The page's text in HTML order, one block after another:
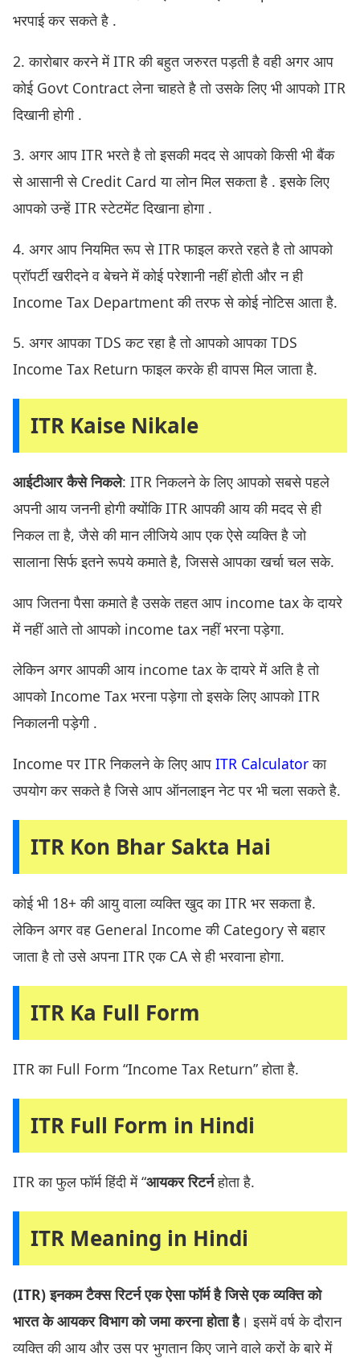
भरपाई कर सकते है .
2. कारोबार करने में ITR की बहुत जरुरत पड़ती है वही अगर आप
कोई Govt Contract लेना चाहते है तो उसके लिए भी आपको ITR
दिखानी होगी .
3. अगर आप ITR भरते है तो इसकी मदद से आपको किसी भी बैंक
से आसानी से Credit Card या लोन मिल सकता है . इसके लिए
आपको उन्हें ITR स्टेटमेंट दिखाना होगा .
4. अगर आप नियमित रूप से ITR फाइल करते रहते है तो आपको
प्रॉपर्टी खरीदने व बेचने में कोई परेशानी नहीं होती और न ही
Income Tax Department की तरफ से कोई नोटिस आता है.
5. अगर आपका TDS कट रहा है तो आपको आपका TDS
Income Tax Return फाइल करके ही वापस मिल जाता है.
ITR Kaise Nikale
आईटीआर कैसे निकले: ITR निकलने के लिए आपको सबसे पहले
अपनी आय जननी होगी क्योंकि ITR आपकी आय की मदद से ही
निकल ता है, जैसे की मान लीजिये आप एक ऐसे व्यक्ति है जो
सालाना सिर्फ इतने रूपये कमाते है, जिससे आपका खर्चा चल सके.
आप जितना पैसा कमाते है उसके तहत आप income tax के दायरे
में नहीं आते तो आपको income tax नहीं भरना पड़ेगा.
लेकिन अगर आपकी आय income tax के दायरे में अति है तो
आपको Income Tax भरना पड़ेगा तो इसके लिए आपको ITR
निकालनी पड़ेगी .
Income पर ITR निकलने के लिए आप ITR Calculatorका
उपयोग कर सकते है जिसे आप ऑनलाइन नेट पर भी चला सकते है.
ITR Kon Bhar Sakta Hai
कोई भी 18+ की आयु वाला व्यक्ति खुद का ITR भर सकता है.
लेकिन अगर वह General Income की Category से बहार
जाता है तो उसे अपना ITR एक CA से ही भरवाना होगा.
ITR Ka Full Form
ITR का Full Form “Income Tax Return” होता है.
ITR Full Form in Hindi
ITR का फुल फॉर्म हिंदी में “आयकर रिटर्नहोता है.
ITR Meaning in Hindi
(ITR) इनकम टैक्स रिटर्न एक ऐसा फॉर्म है जिसे एक व्यक्ति को
भारत के आयकर विभाग को जमा करना होता है। इसमें वर्ष के दौरान
व्यक्ति की आय और उस पर भुगतान किए जाने वाले करों के बारे में